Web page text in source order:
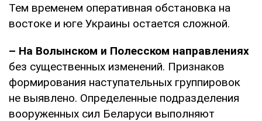
Тем временем оперативная обстановка на
востоке и юге Украины остается сложной.
– На Волынском и Полесском направлениях
без существенных изменений. Признаков
формирования наступательных группировок
не выявлено. Определенные подразделения
вооруженных сил Беларуси выполняют